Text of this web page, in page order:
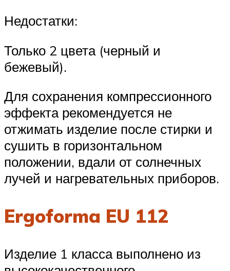
Недостатки:
Только 2 цвета (черный и
бежевый).
Для сохранения компрессионного
эффекта рекомендуется не
отжимать изделие после стирки и
сушить в горизонтальном
положении, вдали от солнечных
лучей и нагревательных приборов.
Ergoforma EU 112
Изделие 1 класса выполнено из